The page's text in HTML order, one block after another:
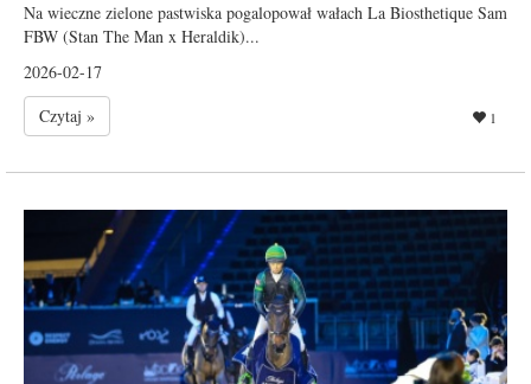
Na wieczne zielone pastwiska pogalopował wałach La Biosthetique Sam
FBW (Stan The Man x Heraldik)...
2026-02-17
Czytaj »
1